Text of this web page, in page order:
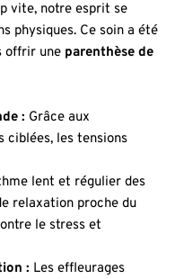
vite, notre esprit se
physiques. Ce soin a été
offrir une parenthèse de
: Grâce aux
ciblées, les tensions
lent et régulier des
relaxation proche du
le stress et
: Les effleurages